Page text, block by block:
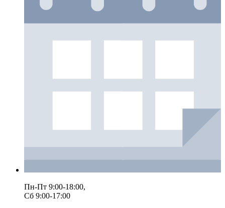
Пн-Пт 9:00-18:00,
Сб 9:00-17:00